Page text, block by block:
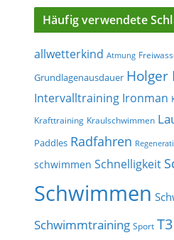
Häufig verwendete
allwetterkind Atmung
Grundlagenausdauer Holger
Intervalltraining Ironman
Krafttraining Kraulschwimmen
Paddles Radfahren
schwimmen Schnelligkeit
Schwimmen
Schwimmtraining Sport T3